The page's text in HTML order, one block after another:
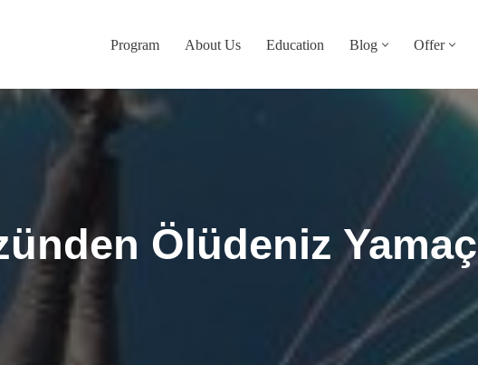
Program About Us Education Blog Offer
Ölüdeniz Yamaç